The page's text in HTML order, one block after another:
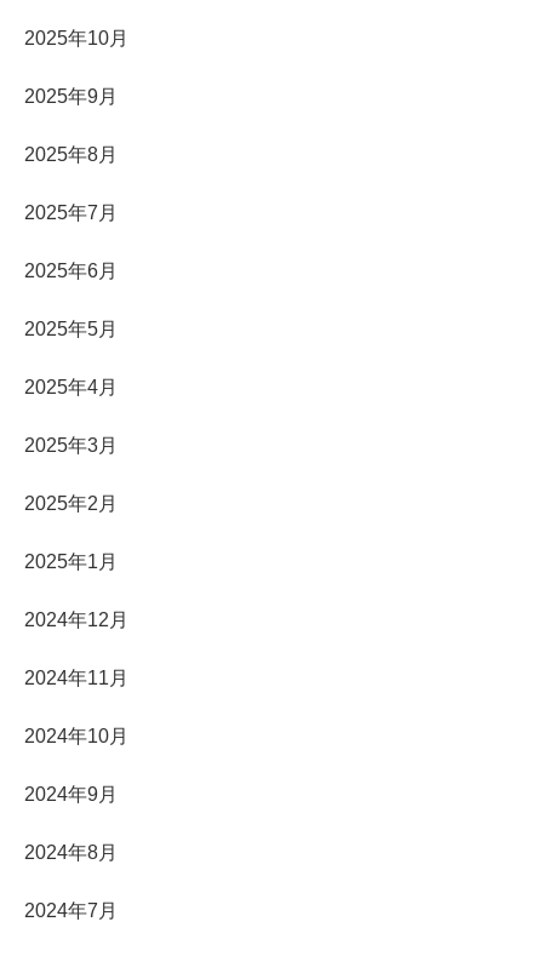
2025年10月
2025年9月
2025年8月
2025年7月
2025年6月
2025年5月
2025年4月
2025年3月
2025年2月
2025年1月
2024年12月
2024年11月
2024年10月
2024年9月
2024年8月
2024年7月